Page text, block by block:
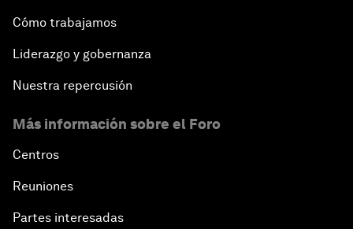
Cómo trabajamos
Liderazgo y gobernanza
Nuestra repercusión
Más información sobre el Foro
Centros
Reuniones
Partes interesadas